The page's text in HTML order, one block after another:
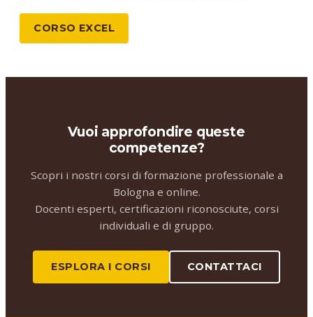
CORSO EXCEL
Vuoi approfondire queste
competenze?
Scopri i nostri corsi di formazione professionale a
Bologna e online.
Docenti esperti, certificazioni riconosciute, corsi
individuali e di gruppo.
ESPLORA I CORSI CONTATTACI